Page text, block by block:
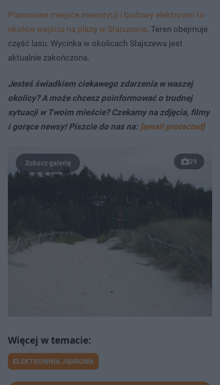
Planowane miejsce inwestycji i budowy elektrowni to
okolice wejścia na plażę w Słajszewie. Teren obejmuje
część lasu. Wycinka w okolicach Słajszewa jest
aktualnie zakończona.
Jesteś świadkiem ciekawego zdarzenia w waszej
okolicy? A może chcesz poinformować o trudnej
sytuacji w Twoim mieście? Czekamy na zdjęcia, filmy
i gorące newsy! Piszcie do nas na: [email protected]
29
ELEKTROWNIA JĄDROWA